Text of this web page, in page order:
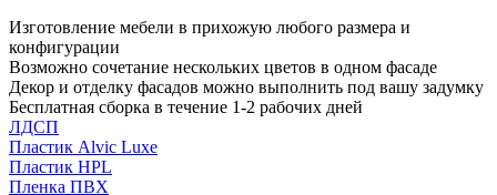
Изготовление мебели в прихожую любого размера и
конфигурации
Возможно сочетание нескольких цветов в одном фасаде
Декор и отделку фасадов можно выполнить под вашу задумку
Бесплатная сборка в течение 1-2 рабочих дней
ЛДСП
Пластик Alvic Luxe
Пластик HPL
Пленка ПВХ